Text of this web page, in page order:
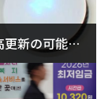
新の可能性